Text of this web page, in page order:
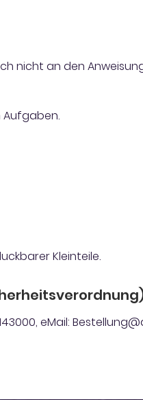
nicht an den
Aufgaben.
Kleinteile.
eMail: